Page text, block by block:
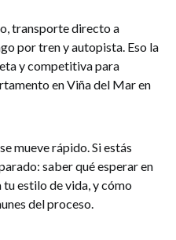
transporte directo a
por tren y autopista. Eso la
y competitiva para
en Viña del Mar en
mueve rápido. Si estás
saber qué esperar en
tu estilo de vida, y cómo
del proceso.